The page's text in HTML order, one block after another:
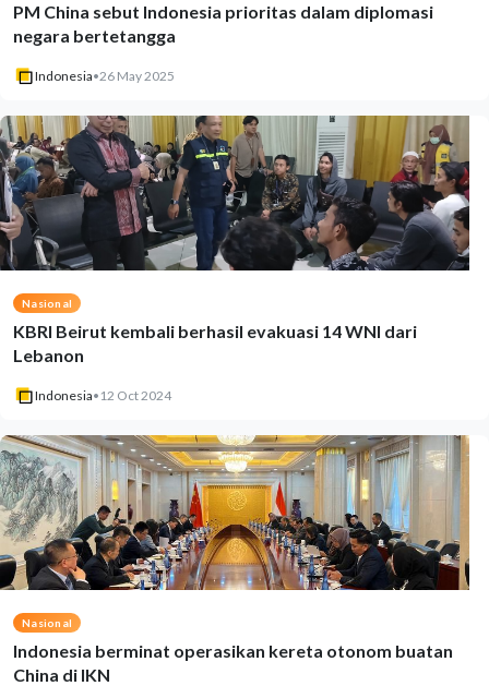
PM China sebut Indonesia prioritas dalam diplomasi
negara bertetangga
Indonesia•26 May 2025
Nasional
KBRI Beirut kembali berhasil evakuasi 14 WNI dari
Lebanon
Indonesia• 12 Oct 2024
Nasional
Indonesia berminat operasikan kereta otonom buatan
China di IKN